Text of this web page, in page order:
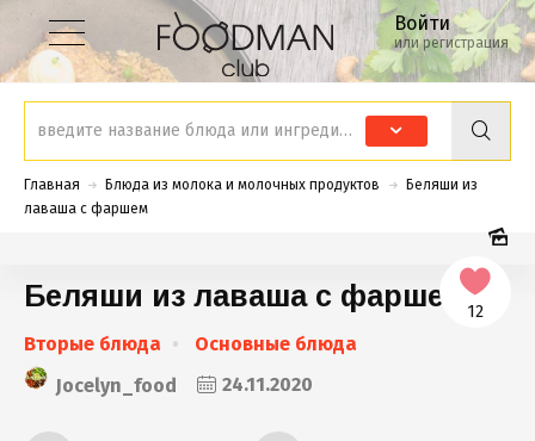
Войти
или регистрация
Главная Блюда из молока и молочных продуктов
Беляши из
лаваша с фаршем
Беляши из лаваша с фаршем
Вторые блюда
Основные блюда
Jocelyn_food
24.11.2020
12